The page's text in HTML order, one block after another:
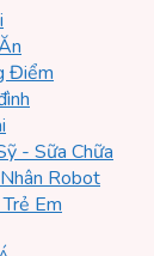
Điểm
- Sữa Chữa
Robot
Em